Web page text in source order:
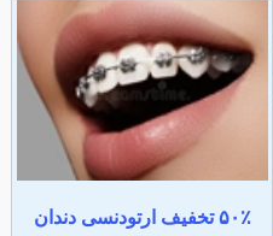
۵۰٪ تخفیف ارتودنسی دندان